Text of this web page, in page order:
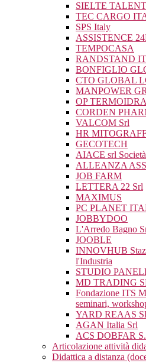
SIELTE
TEC CARGO
SPS Italy
ASSISTENCE
TEMPOCASA
RANDSTAND
BONFIGLIO
CTO GLOBAL
MANPOWER
OP
CORDEN
VALCOM Srl
HR
GECOTECH
AIACE srl
ALLEANZA
JOB FARM
LETTERA 22 Srl
MAXIMUS
PC PLANET
JOBBYDOO
L'Arredo Bagno
JOOBLE
INNOVHUB
l'Industria
STUDIO
MD TRADING
Fondazione ITS
seminari,
YARD REAAS
AGAN Italia Srl
ACS DOBFAR
Articolazione attività
Didattica a distanza